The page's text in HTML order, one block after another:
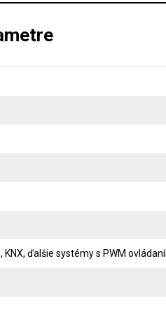
KNX, ďalšie systémy s PWM